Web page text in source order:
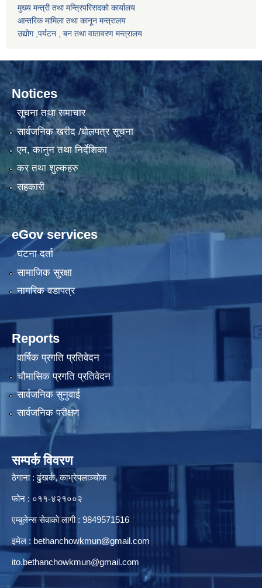
मुख्य मन्त्री तथा मन्त्रिपरिसदको कार्यालय
आन्तरिक मामिला तथा कानून मन्त्रालय
उद्योग ,पर्यटन , बन तथा वातावरण मन्त्रालय
Notices
सूचना तथा समाचार
सार्वजनिक खरीद /बोलपत्र सूचना
एन, कानुन तथा निर्देशिका
कर तथा शुल्कहरु
सहकारी
eGov services
घटना दर्ता
सामाजिक सुरक्षा
नागरिक वडापत्र
Reports
वार्षिक प्रगति प्रतिवेदन
चौमासिक प्रगति प्रतिवेदन
सार्वजनिक सुनुवाई
सार्वजनिक परीक्षण
सम्पर्क विवरण
ठेगाना : ढुंखर्क, काभ्रेपलाञ्चोक
फोन : ०११-४२१००२
एम्बुलेन्स सेवाको लागी : 9849571516
इमेल : bethanchowkmun@gmail.com
ito.bethanchowkmun@gmail.com